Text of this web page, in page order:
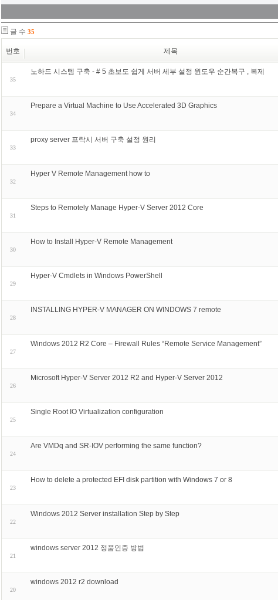
글 수 35
번호 제목
35
노하드 시스템 구축 - # 5 초보도 쉽게 서버 세부 설정 윈도우 순간복구 , 복제
34
Prepare a Virtual Machine to Use Accelerated 3D Graphics
33
proxy server 프락시 서버 구축 설정 원리
32
Hyper V Remote Management how to
31
Steps to Remotely Manage Hyper-V Server 2012 Core
30
How to Install Hyper-V Remote Management
29
Hyper-V Cmdlets in Windows PowerShell
28
INSTALLING HYPER-V MANAGER ON WINDOWS 7 remote
27
Windows 2012 R2 Core – Firewall Rules “Remote Service Management”
26
Microsoft Hyper-V Server 2012 R2 and Hyper-V Server 2012
25
Single Root IO Virtualization configuration
24
Are VMDq and SR-IOV performing the same function?
23
How to delete a protected EFI disk partition with Windows 7 or 8
22
Windows 2012 Server installation Step by Step
21
windows server 2012 정품인증 방법
20
windows 2012 r2 download